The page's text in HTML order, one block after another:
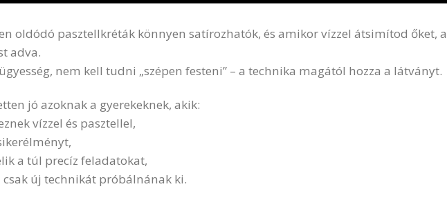
oldódó pasztellkréták könnyen satírozhatók, és amikor vízzel átsimítod őket,
adva.
nem kell tudni „szépen festeni” – a technika magától hozza a látványt.
jó azoknak a gyerekeknek, akik:
vízzel és pasztellel,
a túl precíz feladatokat,
csak új technikát próbálnának ki.